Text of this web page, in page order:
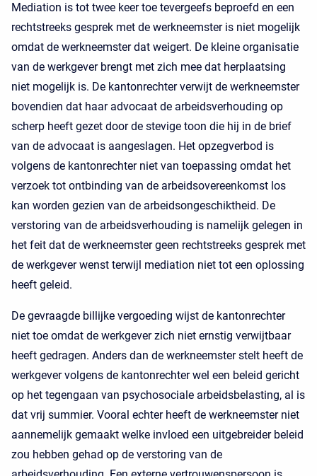
Mediation is tot twee keer toe tevergeefs beproefd en een
rechtstreeks gesprek met de werkneemster is niet mogelijk
omdat de werkneemster dat weigert. De kleine organisatie
van de werkgever brengt met zich mee dat herplaatsing
niet mogelijk is. De kantonrechter verwijt de werkneemster
bovendien dat haar advocaat de arbeidsverhouding op
scherp heeft gezet door de stevige toon die hij in de brief
van de advocaat is aangeslagen. Het opzegverbod is
volgens de kantonrechter niet van toepassing omdat het
verzoek tot ontbinding van de arbeidsovereenkomst los
kan worden gezien van de arbeidsongeschiktheid. De
verstoring van de arbeidsverhouding is namelijk gelegen in
het feit dat de werkneemster geen rechtstreeks gesprek met
de werkgever wenst terwijl mediation niet tot een oplossing
heeft geleid.
De gevraagde billijke vergoeding wijst de kantonrechter
niet toe omdat de werkgever zich niet ernstig verwijtbaar
heeft gedragen. Anders dan de werkneemster stelt heeft de
werkgever volgens de kantonrechter wel een beleid gericht
op het tegengaan van psychosociale arbeidsbelasting, al is
dat vrij summier. Vooral echter heeft de werkneemster niet
aannemelijk gemaakt welke invloed een uitgebreider beleid
zou hebben gehad op de verstoring van de